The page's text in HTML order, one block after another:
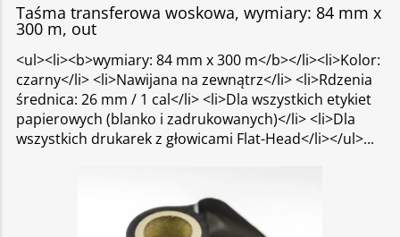
Taśma transferowa woskowa, wymiary: 84 mm x
300 m, out
<ul><li><b>wymiary: 84 mm x 300 m</b></li><li>Kolor:
czarny</li> <li>Nawijana na zewnątrz</li> <li>Rdzenia
średnica: 26 mm / 1 cal</li> <li>Dla wszystkich etykiet
papierowych (blanko i zadrukowanych)</li> <li>Dla
wszystkich drukarek z głowicami Flat-Head</li></ul>